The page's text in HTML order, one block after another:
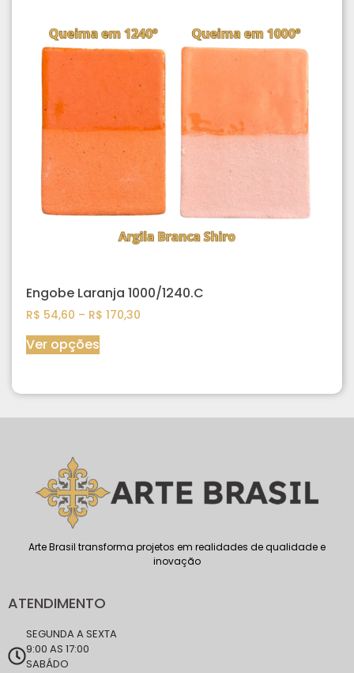
Engobe Laranja 1000/1240.C
R$ 54,60 – R$ 170,30
Ver opções
Arte Brasil transforma projetos em realidades de qualidade e
inovação
ATENDIMENTO
SEGUNDA A SEXTA
9:00 AS 17:00
SABÁDO